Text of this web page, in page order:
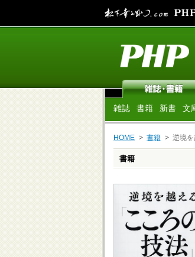
雑誌 書籍 新書 文
HOME 書籍 逆境を
書籍